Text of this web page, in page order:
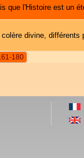
que l'Histoire est un
divine, différents
180